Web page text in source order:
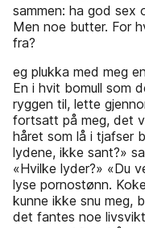
sammen: ha god sex
Men noe butter. For
fra?
eg plukka med meg
En i hvit bomull som
ryggen til, lette
fortsatt på meg, det
håret som lå i tjafser
lydene, ikke sant?»
«Hvilke lyder?» «Du
lyse ­pornostønn.
kunne ikke snu meg,
det fantes noe